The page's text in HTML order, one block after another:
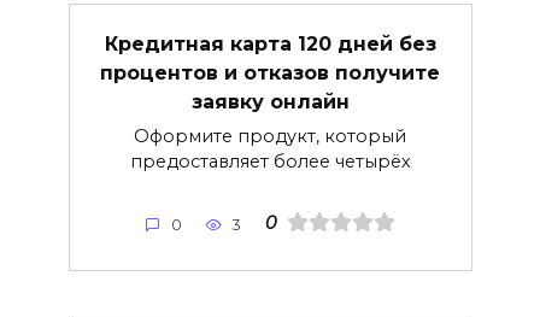
Кредитная карта 120 дней без
процентов и отказов получите
заявку онлайн
Оформите продукт, который
предоставляет более четырёх
0 3 0